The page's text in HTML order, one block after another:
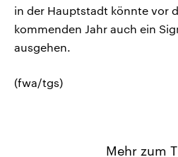
in der Hauptstadt könnte vor
kommenden Jahr auch ein
ausgehen.
(fwa/tgs)
Mehr zum